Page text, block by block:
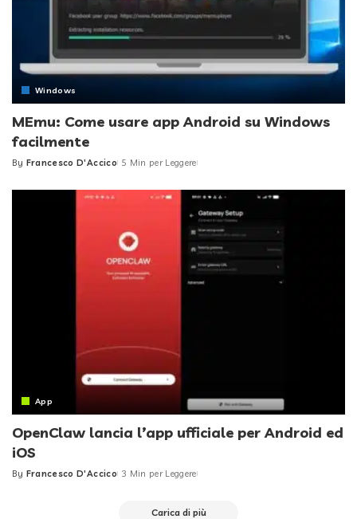
Windows
MEmu: Come usare app Android su Windows
facilmente
Posted
By Francesco D'Accico 5 Min per Leggere
App
OpenClaw lancia l’app ufficiale per Android ed
iOS
Posted
By Francesco D'Accico 3 Min per Leggere
Carica di più